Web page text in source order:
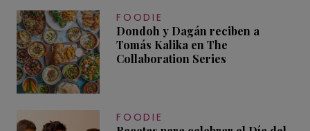
FOODIE
Dondoh y Dagán reciben a
Tomás Kalika en The
Collaboration Series
FOODIE